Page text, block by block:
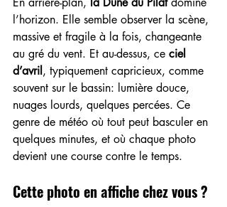
l’horizon. Elle semble observer la scène,
massive et fragile à la fois, changeante
au gré du vent. Et au-dessus, ce ciel
d’avril, typiquement capricieux, comme
souvent sur le bassin: lumière douce,
nuages lourds, quelques percées. Ce
genre de météo où tout peut basculer en
quelques minutes, et où chaque photo
devient une course contre le temps.
Cette photo en affiche chez vous ?